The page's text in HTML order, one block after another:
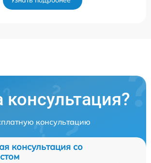
консультацию
консультация со